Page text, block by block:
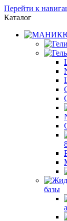
Перейти к
Каталог
базы